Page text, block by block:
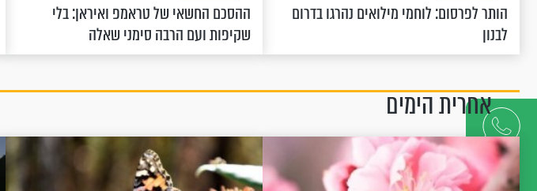
דברו
איתנו
הותר לפרסום: לוחמי מילואים נהרגו בדרום
לבנון
ההסכם החשאי של טראמפ ואיראן: בלי
שקיפות ועם הרבה סימני שאלה
אחרית הימים